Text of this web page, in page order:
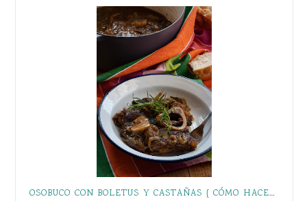
OSOBUCO CON BOLETUS Y CASTAÑAS { CÓMO HACER UN ESTOFADO }